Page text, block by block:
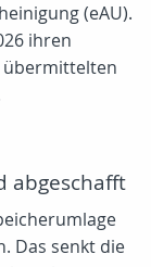
(eAU).
ihren
übermittelten
abgeschafft
Das senkt die